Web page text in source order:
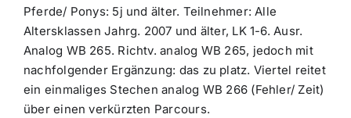
Pferde/ Ponys: 5j und älter. Teilnehmer: Alle
Altersklassen Jahrg. 2007 und älter, LK 1-6. Ausr.
Analog WB 265. Richtv. analog WB 265, jedoch mit
nachfolgender Ergänzung: das zu platz. Viertel reitet
ein einmaliges Stechen analog WB 266 (Fehler/ Zeit)
über einen verkürzten Parcours.